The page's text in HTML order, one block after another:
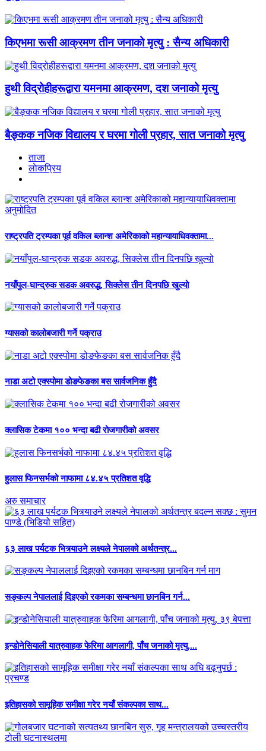
किएभमा रूसी आक्रमण तीन जनाको मृत्यु : सैन्य अधिकारी
हुथी विद्रोहीहरूद्वारा यमनमा आक्रमण, दश जनाको मृत्यु
बैङ्कक नजिक विद्यालय र घरमा गोली प्रहार, सात जनाको मृत्यु
ताजा
लाेकप्रिय
राष्ट्रपति ट्रम्पका पूर्व वकिल ब्लान्श अमेरिकाको महान्यायाधिवक्तामा...
नयाँपुल-घान्द्रुक सडक अवरुद्ध, सिक्लेस तीन दिनपछि खुल्यो
ग्यासको कालोबजारी गर्ने पक्राउ
नाडा अटो एक्स्पोमा डोङफेङका बस सार्वजनिक हुँदै
क्लासिक टेकमा १०० भन्दा बढी रोजगारीको अवसर
हुलास फिनसर्भको नाफामा ८४.४५ प्रतिशत वृद्धि
अरु समाचार
६३ लाख पर्यटक भित्र्याउने लक्ष्यले नेपालको अर्थतन्त्र...
सङ्कल्प नेपाललाई दिइएको रकमका सम्बन्धमा छानबिन गर्न...
इन्डोनेसियाली यात्रुवाहक फेरिमा आगलागी, पाँच जनाको मृत्यु,...
इतिहासको सामूहिक समीक्षा गरेर नयाँ संकल्पका साथ...